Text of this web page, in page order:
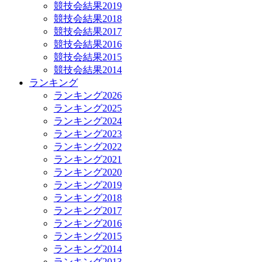
競技会結果2019
競技会結果2018
競技会結果2017
競技会結果2016
競技会結果2015
競技会結果2014
ランキング
ランキング2026
ランキング2025
ランキング2024
ランキング2023
ランキング2022
ランキング2021
ランキング2020
ランキング2019
ランキング2018
ランキング2017
ランキング2016
ランキング2015
ランキング2014